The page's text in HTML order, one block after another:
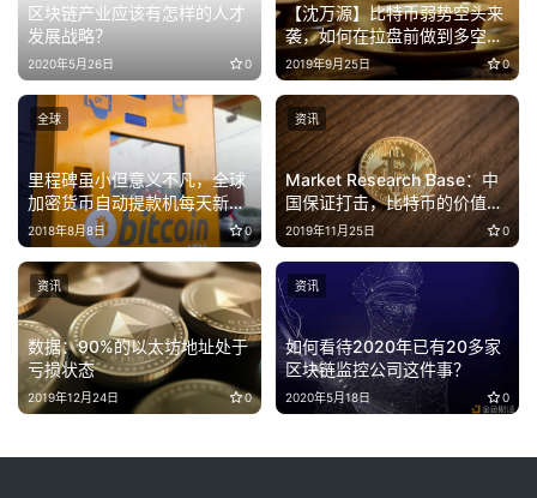
区块链产业应该有怎样的人才
发展战略？
2020年5月26日 0
【沈万源】比特币弱势空头来
袭，如何在拉盘前做到多空双
抓？
2019年9月25日 0
里程碑虽小但意义不凡，全球
加密货币自动提款机每天新增
9台
2018年8月8日 0
全球
Market Research Base：中
国保证打击，比特币的价值低
于7000美元的“心理”价位
2019年11月25日 0
资讯
数据：90%的以太坊地址处于
亏损状态
2019年12月24日 0
资讯
如何看待2020年已有20多家
区块链监控公司这件事？
2020年5月18日 0
资讯